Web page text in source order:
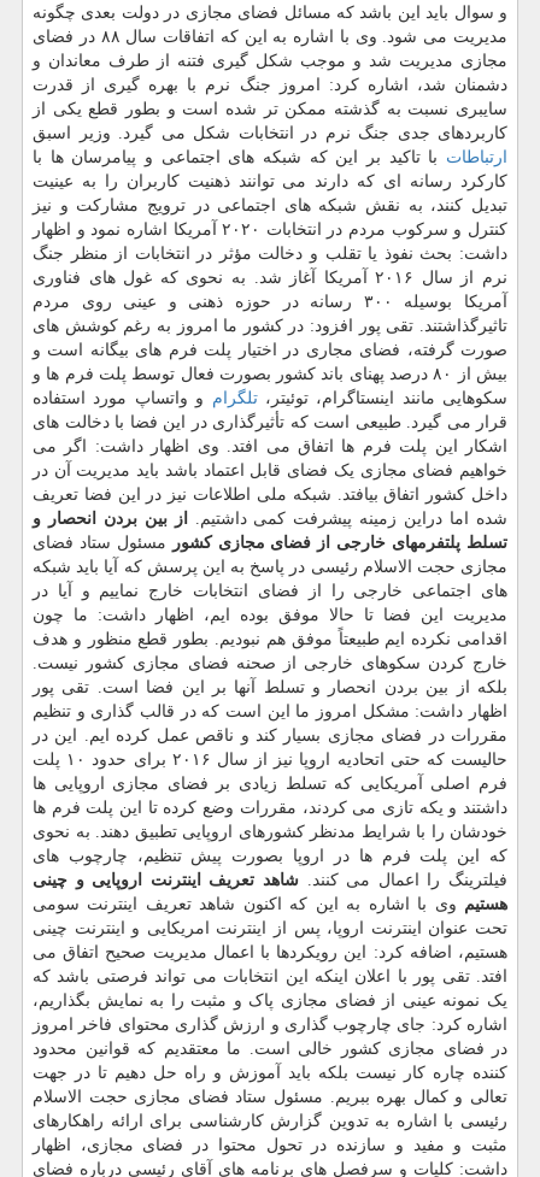
و سوال باید این باشد که مسائل فضای مجازی در دولت بعدی چگونه
مدیریت می شود. وی با اشاره به این که اتفاقات سال ۸۸ در فضای
مجازی مدیریت شد و موجب شکل گیری فتنه از طرف معاندان و
دشمنان شد، اشاره کرد: امروز جنگ نرم با بهره گیری از قدرت
سایبری نسبت به گذشته ممکن تر شده است و بطور قطع یکی از
کاربردهای جدی جنگ نرم در انتخابات شکل می گیرد. وزیر اسبق
ارتباطات با تاکید بر این که شبکه های اجتماعی و پیامرسان ها با
کارکرد رسانه ای که دارند می توانند ذهنیت کاربران را به عینیت
تبدیل کنند، به نقش شبکه های اجتماعی در ترویج مشارکت و نیز
کنترل و سرکوب مردم در انتخابات ۲۰۲۰ آمریکا اشاره نمود و اظهار
داشت: بحث نفوذ یا تقلب و دخالت مؤثر در انتخابات از منظر جنگ
نرم از سال ۲۰۱۶ آمریکا آغاز شد. به نحوی که غول های فناوری
آمریکا بوسیله ۳۰۰ رسانه در حوزه ذهنی و عینی روی مردم
تاثیرگذاشتند. تقی پور افزود: در کشور ما امروز به رغم کوشش های
صورت گرفته، فضای مجاری در اختیار پلت فرم های بیگانه است و
بیش از ۸۰ درصد پهنای باند کشور بصورت فعال توسط پلت فرم ها و
سکوهایی مانند اینستاگرام، توئیتر،تلگرام و واتساپ مورد استفاده
قرار می گیرد. طبیعی است که تأثیرگذاری در این فضا با دخالت های
اشکار این پلت فرم ها اتفاق می افتد. وی اظهار داشت: اگر می
خواهیم فضای مجازی یک فضای قابل اعتماد باشد باید مدیریت آن در
داخل کشور اتفاق بیافتد. شبکه ملی اطلاعات نیز در این فضا تعریف
شده اما دراین زمینه پیشرفت کمی داشتیم.
از بین بردن انحصار و
تسلط پلتفرمهای خارجی از فضای مجازی کشور مسئول ستاد فضای
مجازی حجت الاسلام رئیسی در پاسخ به این پرسش که آیا باید شبکه
های اجتماعی خارجی را از فضای انتخابات خارج نماییم و آیا در
مدیریت این فضا تا حالا موفق بوده ایم، اظهار داشت: ما چون
اقدامی نکرده ایم طبیعتاً موفق هم نبودیم. بطور قطع منظور و هدف
خارج کردن سکوهای خارجی از صحنه فضای مجازی کشور نیست.
بلکه از بین بردن انحصار و تسلط آنها بر این فضا است. تقی پور
اظهار داشت: مشکل امروز ما این است که در قالب گذاری و تنظیم
مقررات در فضای مجازی بسیار کند و ناقص عمل کرده ایم. این در
حالیست که حتی اتحادیه اروپا نیز از سال ۲۰۱۶ برای حدود ۱۰ پلت
فرم اصلی آمریکایی که تسلط زیادی بر فضای مجازی اروپایی ها
داشتند و یکه تازی می کردند، مقررات وضع کرده تا این پلت فرم ها
خودشان را با شرایط مدنظر کشورهای اروپایی تطبیق دهند. به نحوی
که این پلت فرم ها در اروپا بصورت پیش تنظیم، چارچوب های
فیلترینگ را اعمال می کنند. شاهد تعریف اینترنت اروپایی و چینی
هستیم وی با اشاره به این که اکنون شاهد تعریف اینترنت سومی
تحت عنوان اینترنت اروپا، پس از اینترنت امریکایی و اینترنت چینی
هستیم، اضافه کرد: این رویکردها با اعمال مدیریت صحیح اتفاق می
افتد. تقی پور با اعلان اینکه این انتخابات می تواند فرصتی باشد که
یک نمونه عینی از فضای مجازی پاک و مثبت را به نمایش بگذاریم،
اشاره کرد: جای چارچوب گذاری و ارزش گذاری محتوای فاخر امروز
در فضای مجازی کشور خالی است. ما معتقدیم که قوانین محدود
کننده چاره کار نیست بلکه باید آموزش و راه حل دهیم تا در جهت
تعالی و کمال بهره ببریم. مسئول ستاد فضای مجازی حجت الاسلام
رئیسی با اشاره به تدوین گزارش کارشناسی برای ارائه راهکارهای
مثبت و مفید و سازنده در تحول محتوا در فضای مجازی، اظهار
داشت: کلیات و سرفصل های برنامه های آقای رئیسی درباره فضای